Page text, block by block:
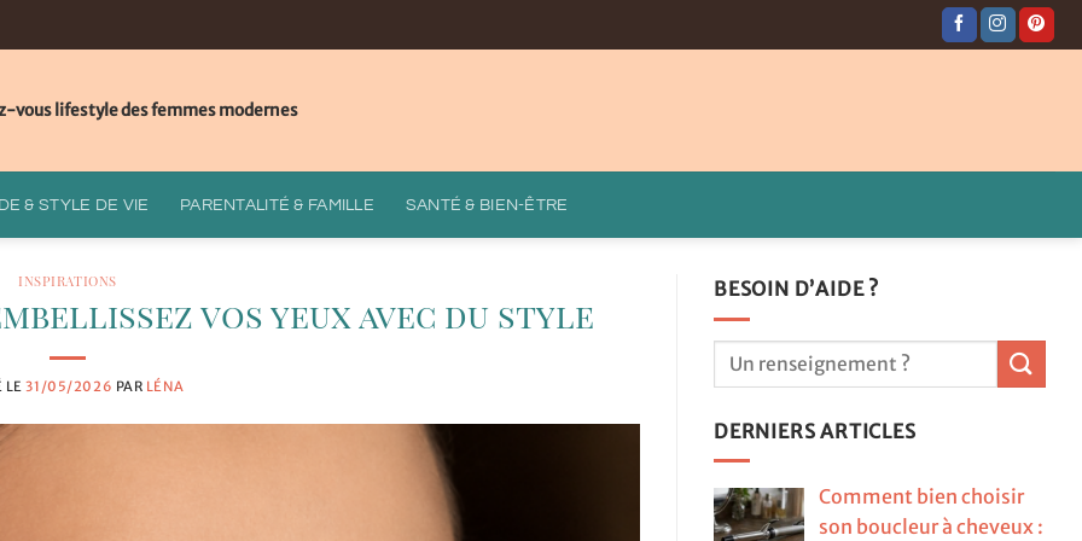
vous lifestyle des femmes modernes
& STYLE DE VIE PARENTALITÉ & FAMILLE SANTÉ & BIEN-ÊTRE
INSPIRATIONS
vos yeux avec du style
LE31/05/2026 PAR LÉNA
BESOIN D’AIDE ?
DERNIERS ARTICLES
Comment bien choisir
son boucleur à cheveux :